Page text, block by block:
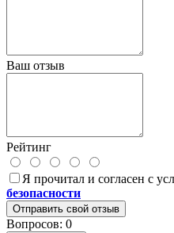
Ваш отзыв
Рейтинг
Я прочитал и согласен с
безопасности
Отправить свой отзыв
Вопросов: 0